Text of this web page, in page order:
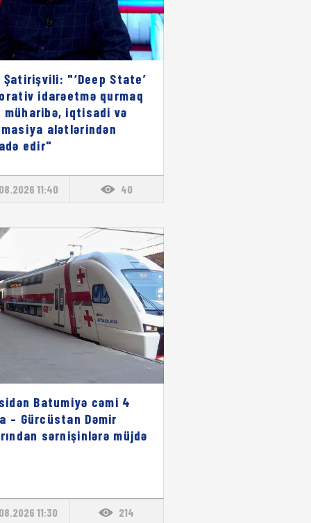
Şatirişvili: "‘Deep State’
idarəetmə qurmaq
müharibə, iqtisadi və
alətlərindən
edir"
11:40 40
Batumiyə cəmi 4
– Gürcüstan Dəmir
sərnişinlərə müjdə
11:30 214